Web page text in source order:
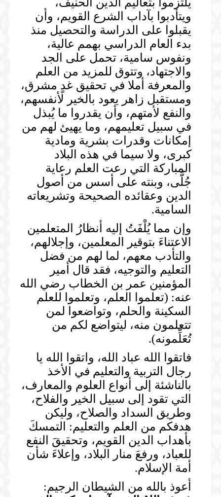
ويتأدبوا بآداب الشرع القويم، وأن
يقبلوا على الدراسة والتحصيل منذ
بدء العام الدراسي بهمم عالية،
ونفوس سامية، تحمل على الجد
والاجتهاد، وتتوق للمزيد من العلم
والمعرفة أملا في تحقيق غدٍ مشرق،
ومستقبل زاهر يعود بالخير لأنفسهم،
والنفع لأمتهم، وأن يقدروا ما يُبذل
في سبيل تعليمهم، وما يهيئ لهم من
إمكانات وقدرات بشرية ومادية
كبرى، ولا سيما في هذه البلاد
المباركة التي رعت العلم رعاية
جُلَّى، وبنته على أسس من أصول
الدين وعقائده الصحيحة وتشريعاته
السامية.
وإن مما يُلْفَتُ إليه أنظارُ المتعلمين
الاعتناءَ بتوقير المعلمين، وإجلالهم،
والتأدب معهم، لما لهم من فضل
التعليم والتوجيه، فقد قال أمير
المؤمنين عمر بن الخطاب رضي الله
عنه: (تعلموا العلم، وتعلموا للعلم
السكينة والحلم، وتواضعوا لمن
تتعلمون منه، ليتواضع لكم من
تُعَلِّمونه).
فاتقوا الله عباد الله، واتقوا الله يا
رجال التربية والتعليم في الأخذ
بالناشئة إلى أنواع العلوم والمعارف،
التي تقود إلى سبيل الخير والفلاح،
وطريق السداد والصلاح، وليكن
هدفكم من العلم والتعليم: التمسكَ
بأهداب الدين القويم، وتحقيقَ النفع
للعباد، ورفعَ منار البلاد، وإعلاءَ شأن
أمة الإسلام.
أعوذ بالله من الشيطان الرجيم: